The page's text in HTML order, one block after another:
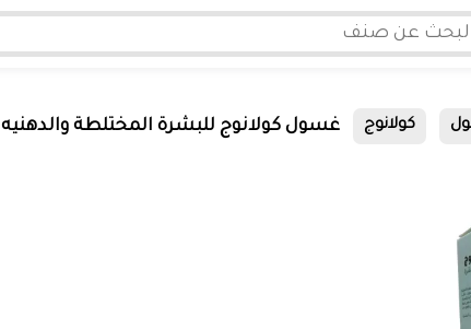
كولانوج غسول كولانوج للبشرة المختلطة والدهنيه 200مل